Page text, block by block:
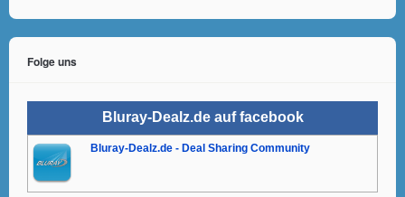
Folge uns
Bluray-Dealz.de auf facebook
Bluray-Dealz.de - Deal Sharing Community